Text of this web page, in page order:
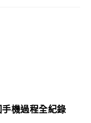
機過程全紀錄